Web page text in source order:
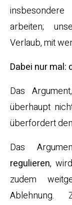
insbesondere
arbeiten;
Verlaub, mit
Dabei nur mal:
Das
überhaupt
überfordert
Das
regulieren,
zudem
Ablehnung.